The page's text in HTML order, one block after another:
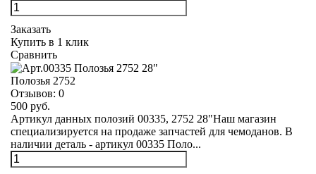
Заказать
Купить в 1 клик
Сравнить
Полозья 2752
Отзывов: 0
500 руб.
Артикул данных полозий 00335, 2752 28"Наш магазин
специализируется на продаже запчастей для чемоданов. В
наличии деталь - артикул 00335 Поло...